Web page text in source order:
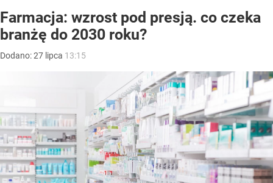
Farmacja: wzrost pod presją. co czeka
branżę do 2030 roku?
Dodano:27 lipca 13:15